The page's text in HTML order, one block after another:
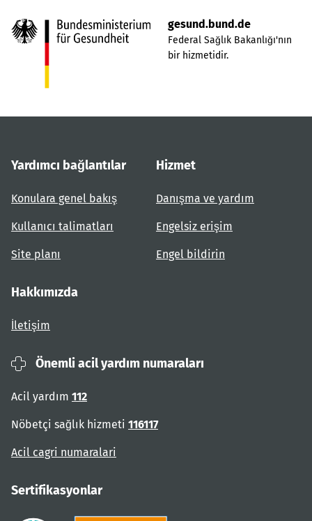
gesund.bund.de
Federal Sağlık Bakanlığı'nın
bir hizmetidir.
Yardımcı bağlantılar
Konulara genel bakış
Kullanıcı talimatları
Site planı
Hizmet
Danışma ve yardım
Engelsiz erişim
Engel bildirin
Hakkımızda
İletişim
Önemli acil yardım numaraları
Acil yardım 112
Nöbetçi sağlık hizmeti 116117
Acil cagri numaralari
Sertifikasyonlar